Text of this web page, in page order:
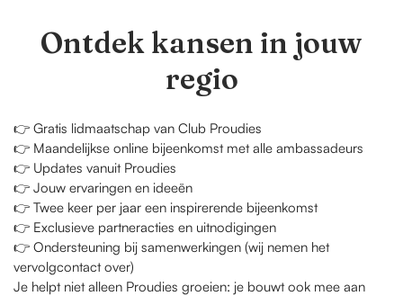
Ontdek kansen in jouw
regio
👉 Gratis lidmaatschap van Club Proudies
👉 Maandelijkse online bijeenkomst met alle ambassadeurs
👉 Updates vanuit Proudies
👉 Jouw ervaringen en ideeën
👉 Twee keer per jaar een inspirerende bijeenkomst
👉 Exclusieve partneracties en uitnodigingen
👉 Ondersteuning bij samenwerkingen (wij nemen het
vervolgcontact over)
Je helpt niet alleen Proudies groeien: je bouwt ook mee aan